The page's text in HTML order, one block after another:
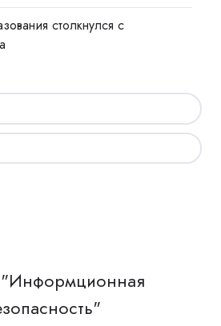
столкнулся с
"Информционная